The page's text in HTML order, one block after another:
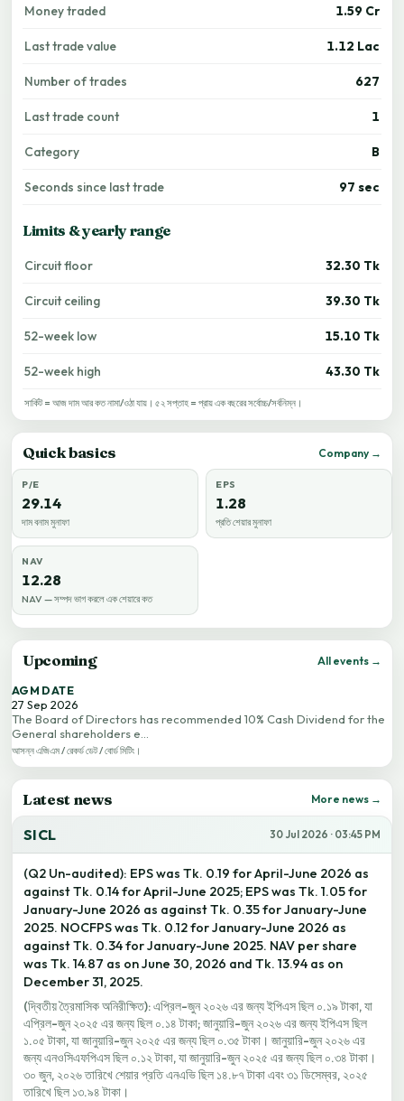
Money traded 1.59 Cr
Last trade value 1.12 Lac
Number of trades 627
Last trade count 1
Category B
Seconds since last trade 97 sec
Limits & yearly range
Circuit floor 32.30 Tk
Circuit ceiling 39.30 Tk
52-week low 15.10 Tk
52-week high 43.30 Tk
সার্কিট = আজ দাম আর কত নামা/ওঠা যায়। ৫২ সপ্তাহ = প্রায় এক বছরের সর্বোচ্চ/সর্বনিম্ন।
Quick basics Company →
P/E
29.14
দাম বনাম মুনাফা
EPS
1.28
প্রতি শেয়ার মুনাফা
NAV
12.28
NAV — সম্পদ ভাগ করলে এক শেয়ারে কত
Upcoming All events →
AGM DATE
27 Sep 2026
The Board of Directors has recommended 10% Cash Dividend for the
General shareholders e…
আসন্ন এজিএম / রেকর্ড ডেট / বোর্ড মিটিং।
Latest news More news →
SICL 30 Jul 2026 · 03:45 PM
(Q2 Un-audited): EPS was Tk. 0.19 for April-June 2026 as
against Tk. 0.14 for April-June 2025; EPS was Tk. 1.05 for
January-June 2026 as against Tk. 0.35 for January-June
2025. NOCFPS was Tk. 0.12 for January-June 2026 as
against Tk. 0.34 for January-June 2025. NAV per share
was Tk. 14.87 as on June 30, 2026 and Tk. 13.94 as on
December 31, 2025.
(দ্বিতীয় ত্রৈমাসিক অনিরীক্ষিত): এপ্রিল-জুন ২০২৬ এর জন্য ইপিএস ছিল ০.১৯ টাকা, যা
এপ্রিল-জুন ২০২৫ এর জন্য ছিল ০.১৪ টাকা; জানুয়ারি-জুন ২০২৬ এর জন্য ইপিএস ছিল
১.০৫ টাকা, যা জানুয়ারি-জুন ২০২৫ এর জন্য ছিল ০.৩৫ টাকা। জানুয়ারি-জুন ২০২৬ এর
জন্য এনওসিএফপিএস ছিল ০.১২ টাকা, যা জানুয়ারি-জুন ২০২৫ এর জন্য ছিল ০.৩৪ টাকা।
৩০ জুন, ২০২৬ তারিখে শেয়ার প্রতি এনএভি ছিল ১৪.৮৭ টাকা এবং ৩১ ডিসেম্বর, ২০২৫
তারিখে ছিল ১৩.৯৪ টাকা।